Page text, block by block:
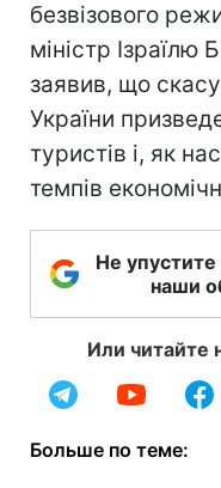
безвізового
міністр Ізраїлю
заявив, що
України
туристів і, як
темпів
Не
наши
Или читайте
Больше по теме: